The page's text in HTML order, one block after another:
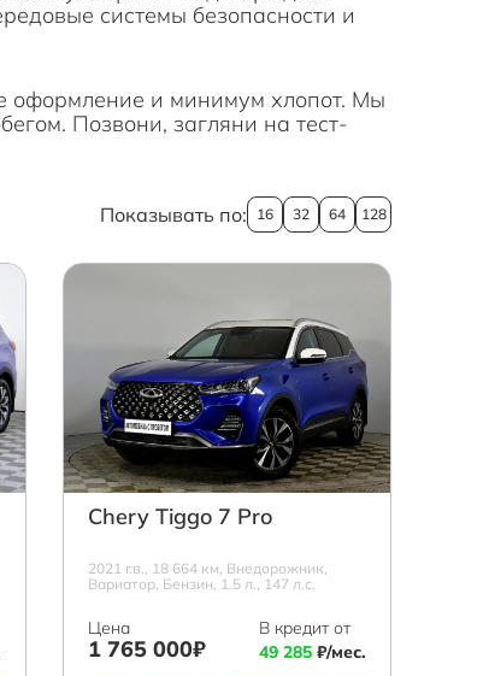
системы безопасности и
оформление и минимум хлопот. Мы
Позвони, загляни на тест-
Показывать по: 16 32 64 128
Chery Tiggo 7 Pro
2021 г.в., 18 664 км, Внедорожник,
Вариатор, Бензин, 1.5 л., 147 л.с.
Цена
1 765 000₽
В кредит от
49 285 ₽/мес.